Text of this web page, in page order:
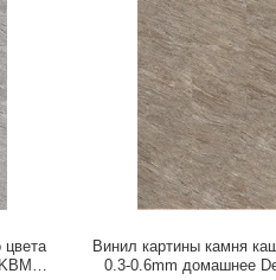
цвета
Винил картины камня
0.3-0.6mm домашнее